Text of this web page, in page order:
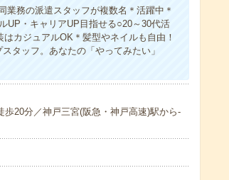
務の派遣スタッフが複数名＊活躍中＊
UP・キャリアUP目指せる○20～30代活
カジュアルOK＊髪型やネイルも自由！
タッフ。あなたの「やってみたい」
20分／神戸三宮(阪急・神戸高速)駅から-